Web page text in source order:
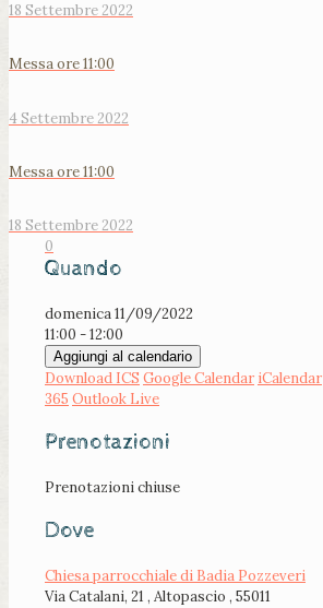
18 Settembre 2022
Messa ore 11:00
4 Settembre 2022
Messa ore 11:00
18 Settembre 2022
0
Quando
domenica 11/09/2022
11:00 - 12:00
Aggiungi al calendario
Download ICS Google Calendar iCalendar
365 Outlook Live
Prenotazioni
Prenotazioni chiuse
Dove
Chiesa parrocchiale di Badia Pozzeveri
Via Catalani, 21 , Altopascio , 55011